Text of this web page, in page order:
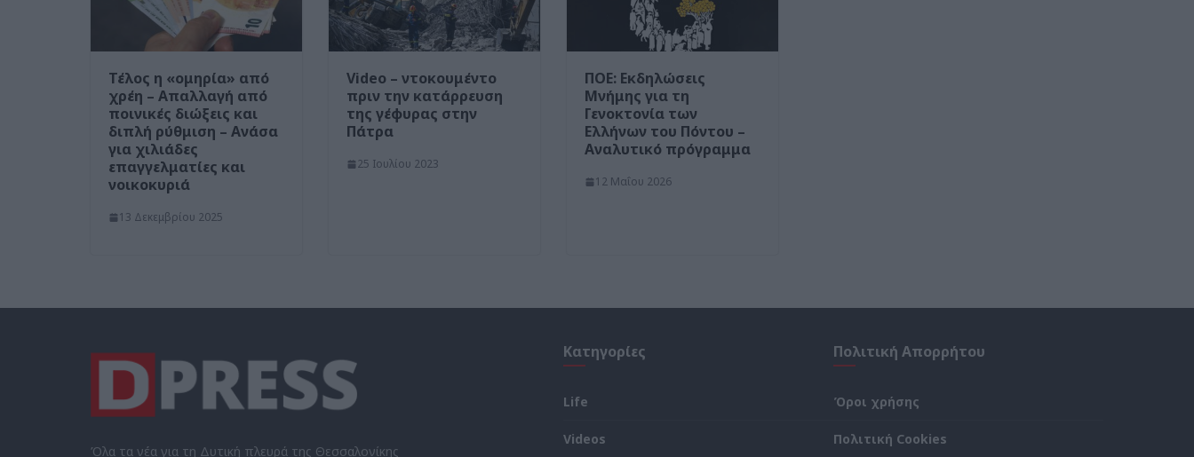
Τέλος η «ομηρία» από
χρέη – Απαλλαγή από
ποινικές διώξεις και
διπλή ρύθμιση – Ανάσα
για χιλιάδες
επαγγελματίες και
νοικοκυριά
13 Δεκεμβρίου 2025
Video – ντοκουμέντο
πριν την κατάρρευση
της γέφυρας στην
Πάτρα
25 Ιουλίου 2023
ΠΟΕ: Εκδηλώσεις
Μνήμης για τη
Γενοκτονία των
Ελλήνων του Πόντου –
Αναλυτικό πρόγραμμα
12 Μαΐου 2026
Όλα τα νέα για τη Δυτική πλευρά της Θεσσαλονίκης
Κατηγορίες
Life
Videos
Πολιτική Απορρήτου
Όροι χρήσης
Πολιτική Cookies